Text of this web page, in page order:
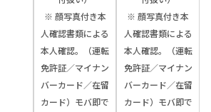
※ 顔写真付き本
人確認書類による
本人確認。（運転
免許証／マイナン
バーカード／在留
カード）モバ即で
※ 顔写真付き本
人確認書類による
本人確認。（運転
免許証／マイナン
バーカード／在留
カード）モバ即で